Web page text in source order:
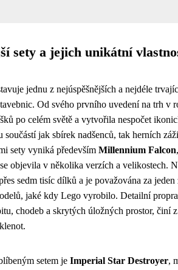
sety a jejich unikátní
jednu z nejúspěšnějších a nejdéle
Od svého prvního uvedení na trh v
po celém světě a vytvořila nespočet
součástí jak sbírek nadšenců, tak herních
sety vyniká především Millennium Falcon
objevila v několika verzích a velikostech.
sedm tisíc dílků a je považována za jeden
jaké kdy Lego vyrobilo. Detailní
chodeb a skrytých úložných prostor, činí
setem je Imperial Star Destroyer,